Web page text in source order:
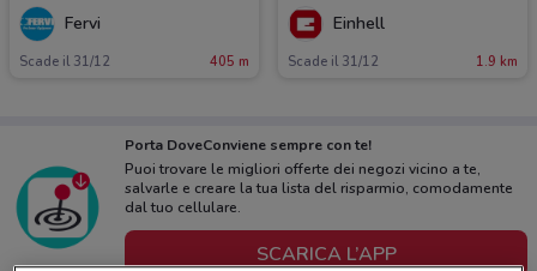
Fervi
Scade il 31/12 405 m
Einhell
Scade il 31/12 1.9 km
Porta DoveConviene sempre con te!
Puoi trovare le migliori offerte dei negozi vicino a te,
salvarle e creare la tua lista del risparmio, comodamente
dal tuo cellulare.
SCARICA L’APP